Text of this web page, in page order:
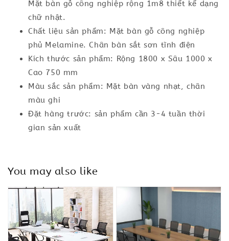
Mặt bàn gỗ công nghiệp rộng 1m8 thiết kế dạng
chữ nhật.
Chất liệu sản phẩm: Mặt bàn gỗ công nghiệp
phủ Melamine. Chân bàn sắt sơn tĩnh điện
Kích thước sản phẩm: Rộng 1800 x Sâu 1000 x
Cao 750 mm
Màu sắc sản phẩm: Mặt bàn vàng nhạt, chân
màu ghi
Đặt hàng trước: sản phẩm cần 3-4 tuần thời
gian sản xuất
You may also like